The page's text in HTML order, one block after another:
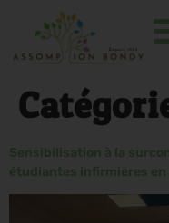
Sensibilisation à la
étudiantes infirmières en